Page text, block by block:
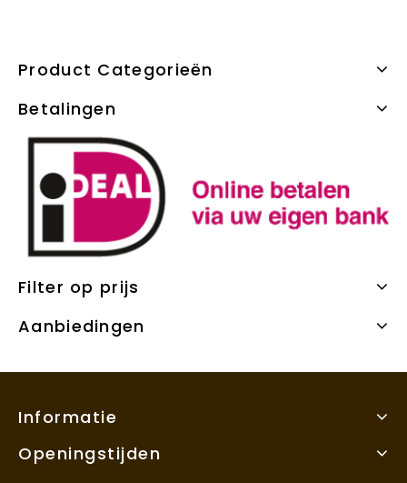
Product Categorieën
Betalingen
Filter op prijs
Aanbiedingen
Informatie
Openingstijden